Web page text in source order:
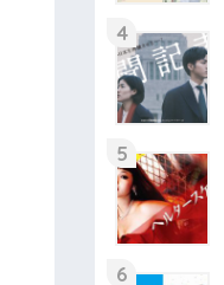
4
5
6